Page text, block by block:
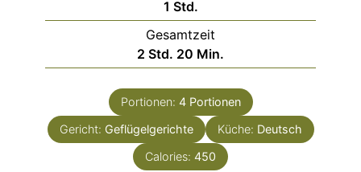
1 Stunde
Std.
Gesamtzeit
2 Stunden
Std. 20 Minuten
Min.
Portionen: 4 Portionen
Gericht: Geflügelgerichte Küche: Deutsch
Calories: 450